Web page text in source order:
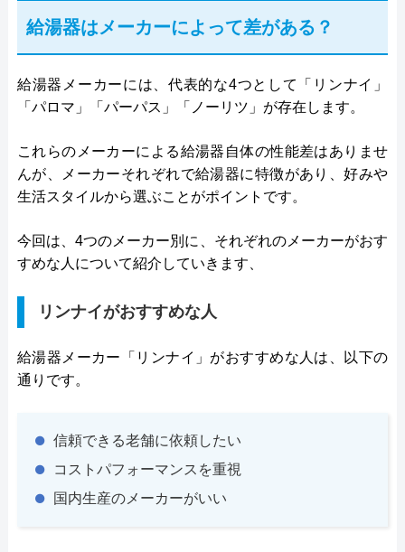
給湯器はメーカーによって差がある？
給湯器メーカーには、代表的な4つとして「リンナイ」
「パロマ」「パーパス」「ノーリツ」が存在します。
これらのメーカーによる給湯器自体の性能差はありませ
んが、メーカーそれぞれで給湯器に特徴があり、好みや
生活スタイルから選ぶことがポイントです。
今回は、4つのメーカー別に、それぞれのメーカーがおす
すめな人について紹介していきます、
リンナイがおすすめな人
給湯器メーカー「リンナイ」がおすすめな人は、以下の
通りです。
信頼できる老舗に依頼したい
コストパフォーマンスを重視
国内生産のメーカーがいい